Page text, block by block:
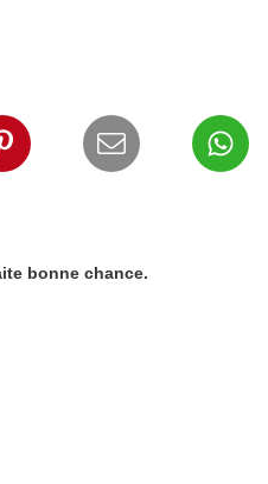
bonne chance.